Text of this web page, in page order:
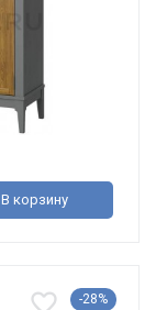
В корзину
-28%